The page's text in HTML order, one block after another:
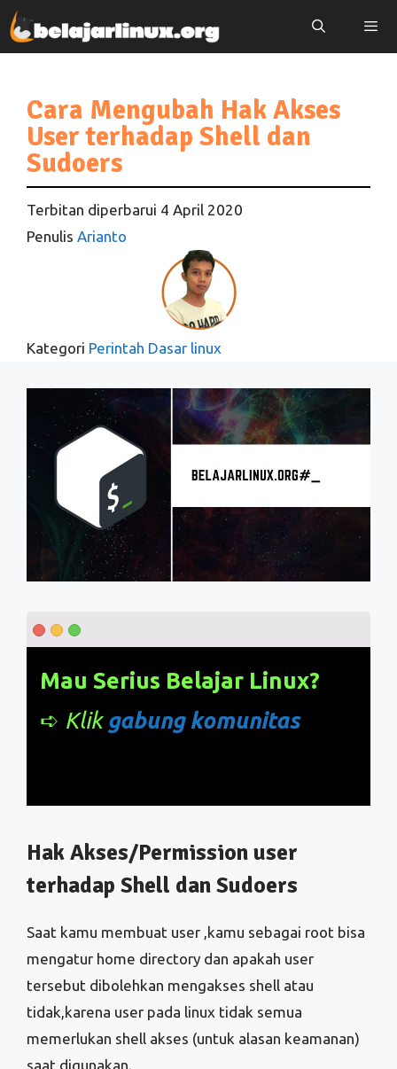
Langsung
ke
Cara Mengubah Hak Akses
User terhadap Shell dan
Sudoers
Terbitan diperbarui 4 April 2020
Penulis Arianto
Kategori Perintah Dasar linux
Mau Serius Belajar Linux?
➪ Klik gabung komunitas
Hak Akses/Permission user
terhadap Shell dan Sudoers
Saat kamu membuat user ,kamu sebagai root bisa
mengatur home directory dan apakah user
tersebut dibolehkan mengakses shell atau
tidak,karena user pada linux tidak semua
memerlukan shell akses (untuk alasan keamanan)
saat digunakan.